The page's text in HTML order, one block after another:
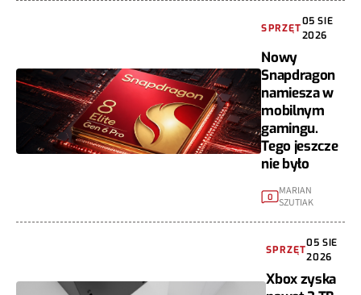
SPRZĘT
05 SIE
2026
Nowy
Snapdragon
namiesza w
mobilnym
gamingu.
Tego jeszcze
nie było
0 MARIAN
SZUTIAK
SPRZĘT
05 SIE
2026
Xbox zyska